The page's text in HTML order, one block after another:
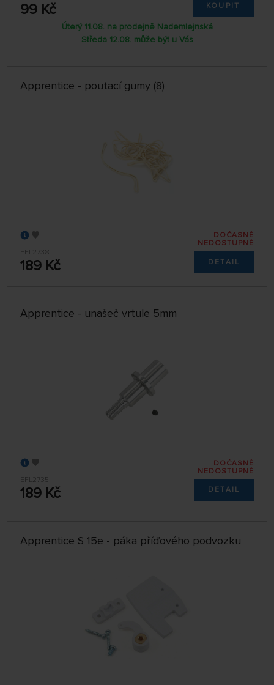
99 Kč KOUPIT
Úterý 11.08. na prodejně Nademlejnská
Středa 12.08. může být u Vás
Apprentice - poutací gumy (8)
EFL2738
189 Kč
DOČASNĚ
NEDOSTUPNÉ
DETAIL
Apprentice - unašeč vrtule 5mm
EFL2735
189 Kč
DOČASNĚ
NEDOSTUPNÉ
DETAIL
Apprentice S 15e - páka příďového podvozku